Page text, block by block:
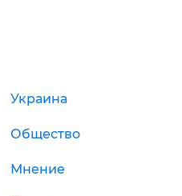
Украина
Общество
Мнение